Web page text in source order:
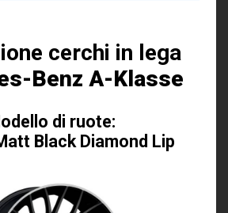
cerchi in lega
Benz A-Klasse
di ruote:
Black Diamond Lip